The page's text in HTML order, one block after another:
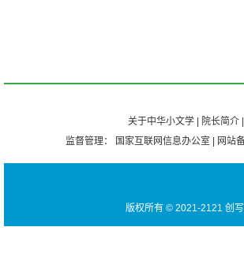
关于中华小文学 院长简介
监督管理：
国家互联网信息办公室 | 网站
版权所有 © 2021-2121 创